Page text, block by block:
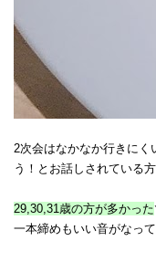
2次会はなかなか行きにく
う！とお話しされている
29,30,31歳の方が多かった
一本締めもいい音がなっ